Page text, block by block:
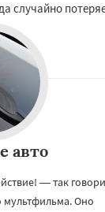
случайно
авто
— так
мультфильма. Оно